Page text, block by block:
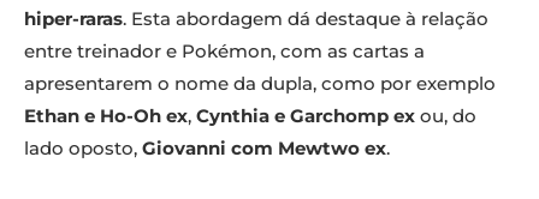
hiper-raras. Esta abordagem dá destaque à relação
entre treinador e Pokémon, com as cartas a
apresentarem o nome da dupla, como por exemplo
Ethan e Ho-Oh ex, Cynthia e Garchomp ex ou, do
lado oposto, Giovanni com Mewtwo ex.